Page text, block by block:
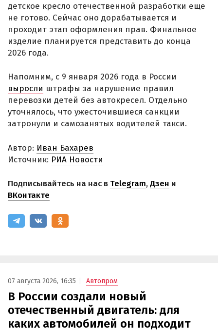
детское кресло отечественной разработки еще
не готово. Сейчас оно дорабатывается и
проходит этап оформления прав. Финальное
изделие планируется представить до конца
2026 года.
Напомним, с 9 января 2026 года в России
выросли штрафы за нарушение правил
перевозки детей без автокресел. Отдельно
уточнялось, что ужесточившиеся санкции
затронули и самозанятых водителей такси.
Автор: Иван Бахарев
Источник: РИА Новости
Подписывайтесь на нас в Telegram,Дзен и
ВКонтакте
07 августа 2026, 16:35 Автопром
В России создали новый
отечественный двигатель: для
каких автомобилей он подходит